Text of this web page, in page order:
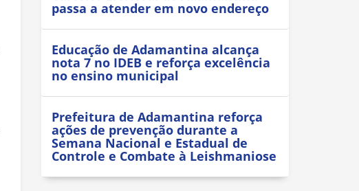
passa a atender em novo endereço
Educação de Adamantina alcança
nota 7 no IDEB e reforça excelência
no ensino municipal
Prefeitura de Adamantina reforça
ações de prevenção durante a
Semana Nacional e Estadual de
Controle e Combate à Leishmaniose